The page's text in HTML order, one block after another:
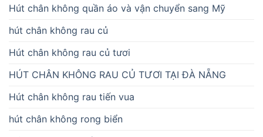
Hút chân không quần áo và vận chuyển sang Mỹ
hút chân không rau củ
Hút chân không rau củ tươi
HÚT CHÂN KHÔNG RAU CỦ TƯƠI TẠI ĐÀ NẴNG
Hút chân không rau tiến vua
hút chân không rong biển